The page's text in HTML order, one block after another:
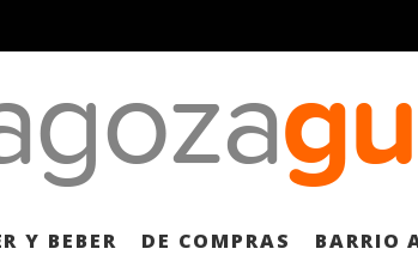
Y BEBER DE COMPRAS BARRIO